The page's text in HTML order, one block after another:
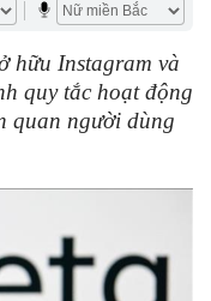
hữu Instagram và
quy tắc hoạt động
quan người dùng